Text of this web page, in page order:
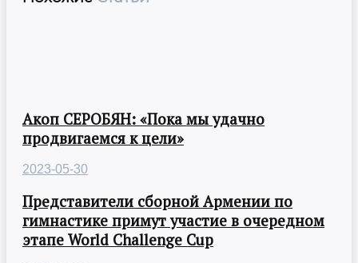
Акоп СЕРОБЯН: «Пока мы удачно
продвигаемся к цели»
2023-05-30
Представители сборной Армении по
гимнастике примут участие в очередном
этапе World Challenge Cup